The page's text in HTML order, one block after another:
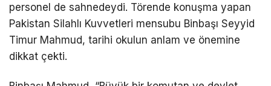
personel de sahnedeydi. Törende konuşma yapan
Pakistan Silahlı Kuvvetleri mensubu Binbaşı Seyyid
Timur Mahmud, tarihi okulun anlam ve önemine
dikkat çekti.